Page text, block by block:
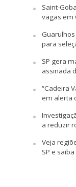
Saint-
vagas em
para
SP gera
assinada
“Cadeira
em alerta
a reduzir
Veja
SP e